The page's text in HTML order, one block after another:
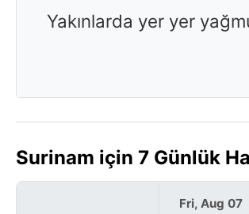
Yakınlarda yer yer
Surinam için 7 Günlük
Fri, Aug 07